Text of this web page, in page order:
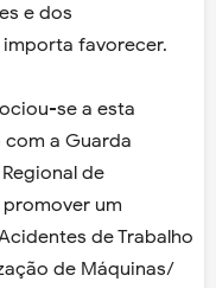
e dos
favorecer.
se a esta
a Guarda
de
um
de Trabalho
de Máquinas/